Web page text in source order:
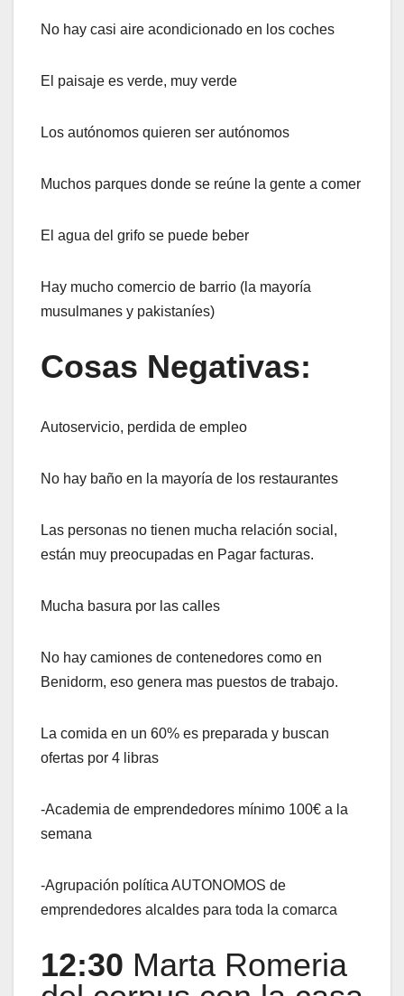
No hay casi aire acondicionado en los coches
El paisaje es verde, muy verde
Los autónomos quieren ser autónomos
Muchos parques donde se reúne la gente a comer
El agua del grifo se puede beber
Hay mucho comercio de barrio (la mayoría
musulmanes y pakistaníes)
Cosas Negativas:
Autoservicio, perdida de empleo
No hay baño en la mayoría de los restaurantes
Las personas no tienen mucha relación social,
están muy preocupadas en Pagar facturas.
Mucha basura por las calles
No hay camiones de contenedores como en
Benidorm, eso genera mas puestos de trabajo.
La comida en un 60% es preparada y buscan
ofertas por 4 libras
-Academia de emprendedores mínimo 100€ a la
semana
-Agrupación política AUTONOMOS de
emprendedores alcaldes para toda la comarca
12:30 Marta Romeria